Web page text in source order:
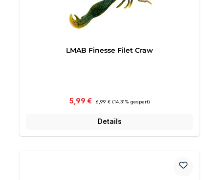
LMAB Finesse Filet Craw
Verkaufspreis:
5,99 € 6,99 € (14.31% gespart)
Details